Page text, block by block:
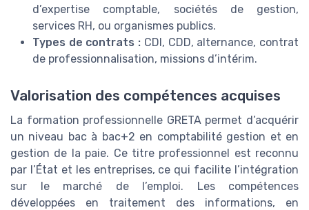
d’expertise comptable, sociétés de gestion,
services RH, ou organismes publics.
Types de contrats : CDI, CDD, alternance, contrat
de professionnalisation, missions d’intérim.
Valorisation des compétences acquises
La formation professionnelle GRETA permet d’acquérir
un niveau bac à bac+2 en comptabilité gestion et en
gestion de la paie. Ce titre professionnel est reconnu
par l’État et les entreprises, ce qui facilite l’intégration
sur le marché de l’emploi. Les compétences
développées en traitement des informations, en